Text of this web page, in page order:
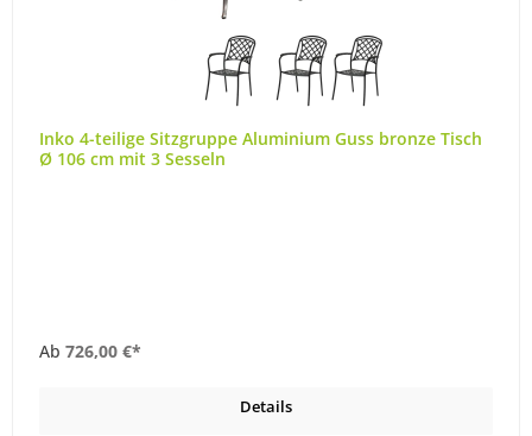
Inko 4-teilige Sitzgruppe Aluminium Guss bronze Tisch
Ø 106 cm mit 3 Sesseln
Ab 726,00 €*
Details